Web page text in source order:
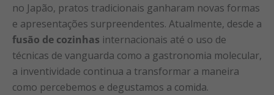
no Japão, pratos tradicionais ganharam novas formas
e apresentações surpreendentes. Atualmente, desde a
fusão de cozinhas internacionais até o uso de
técnicas de vanguarda como a gastronomia molecular,
a inventividade continua a transformar a maneira
como percebemos e degustamos a comida.